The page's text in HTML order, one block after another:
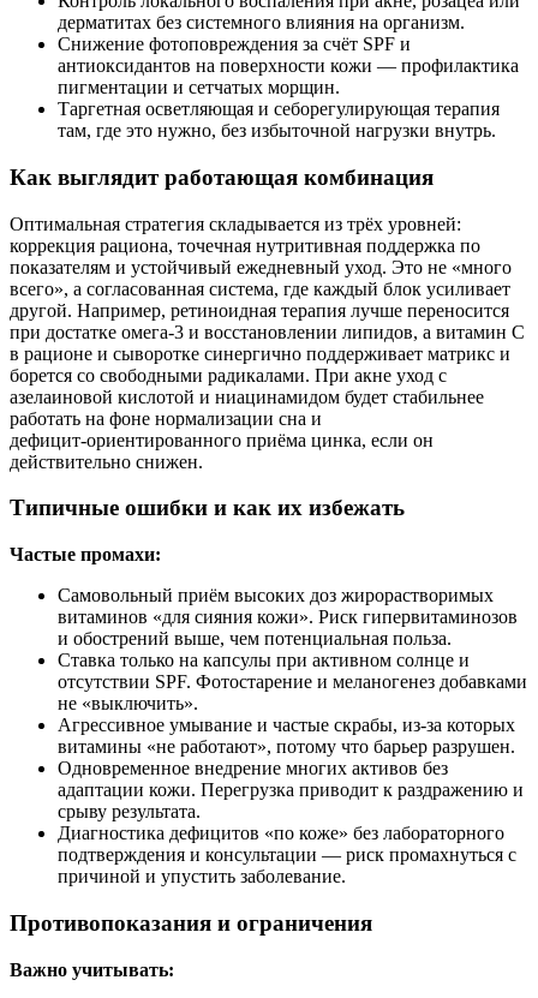
дерматитах без системного влияния на организм.
Снижение фотоповреждения за счёт SPF и
антиоксидантов на поверхности кожи — профилактика
пигментации и сетчатых морщин.
Таргетная осветляющая и себорегулирующая терапия
там, где это нужно, без избыточной нагрузки внутрь.
Как выглядит работающая комбинация
Оптимальная стратегия складывается из трёх уровней:
коррекция рациона, точечная нутритивная поддержка по
показателям и устойчивый ежедневный уход. Это не «много
всего», а согласованная система, где каждый блок усиливает
другой. Например, ретиноидная терапия лучше переносится
при достатке омега‑3 и восстановлении липидов, а витамин С
в рационе и сыворотке синергично поддерживает матрикс и
борется со свободными радикалами. При акне уход с
азелаиновой кислотой и ниацинамидом будет стабильнее
работать на фоне нормализации сна и
дефицит‑ориентированного приёма цинка, если он
действительно снижен.
Типичные ошибки и как их избежать
Частые промахи:
Самовольный приём высоких доз жирорастворимых
витаминов «для сияния кожи». Риск гипервитаминозов
и обострений выше, чем потенциальная польза.
Ставка только на капсулы при активном солнце и
отсутствии SPF. Фотостарение и меланогенез добавками
не «выключить».
Агрессивное умывание и частые скрабы, из‑за которых
витамины «не работают», потому что барьер разрушен.
Одновременное внедрение многих активов без
адаптации кожи. Перегрузка приводит к раздражению и
срыву результата.
Диагностика дефицитов «по коже» без лабораторного
подтверждения и консультации — риск промахнуться с
причиной и упустить заболевание.
Противопоказания и ограничения
Важно учитывать: